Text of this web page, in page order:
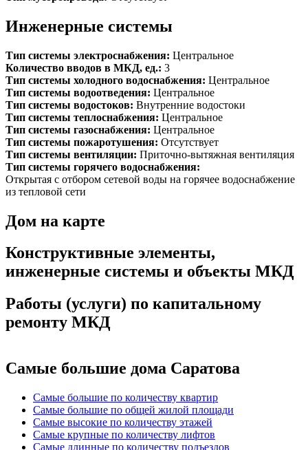
Инженерные системы
Тип системы электроснабжения: Центральное
Количество вводов в МКД, ед.: 3
Тип системы холодного водоснабжения: Центральное
Тип системы водоотведения: Центральное
Тип системы водостоков: Внутренние водостоки
Тип системы теплоснабжения: Центральное
Тип системы газоснабжения: Центральное
Тип системы пожаротушения: Отсутствует
Тип системы вентиляции: Приточно-вытяжная вентиляция
Тип системы горячего водоснабжения:
Открытая с отбором сетевой воды на горячее водоснабжение
из тепловой сети
Дом на карте
Конструктивные элементы,
инженерные системы и объекты МКД
Работы (услуги) по капитальному
ремонту МКД
Самые большие дома Саратова
Самые большие по количеству квартир
Самые большие по общей жилой площади
Самые высокие по количеству этажей
Самые крупные по количеству лифтов
Самые длинные по количеству подъездов